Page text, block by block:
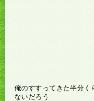
俺のすすってきた半分く
ないだろう